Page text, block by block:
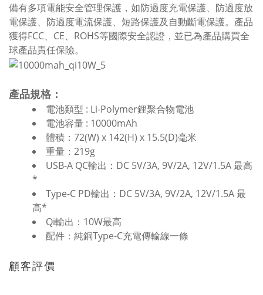
備有多項電能安全管理保護，如防過度充電保護、防過度放
電保護、防過度電流保護、短路保護及自動斷電保護。產品
獲得FCC、CE、ROHS等國際安全認證，並已為產品購買全
球產品責任保險。
產品規格：
電池類型 : Li-Polymer鋰聚合物電池
電池容量 : 10000mAh
體積：72(W) x 142(H) x 15.5(D)毫米
重量：219g
USB-A QC輸出：DC 5V/3A, 9V/2A, 12V/1.5A 最高
*
Type-C PD輸出：DC 5V/3A, 9V/2A, 12V/1.5A 最
高*
Qi輸出：10W最高
配件：純銅Type-C充電傳輸線一條
顧客評價